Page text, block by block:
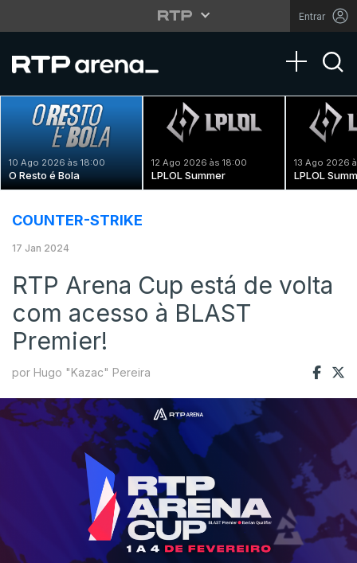
Entrar
Toggle
10 Ago 2026 às 18:00
O Resto é Bola
12 Ago 2026 às 18:00
LPLOL Summer
13 Ago 2026
LPLOL
COUNTER-STRIKE
17 Jan 2024
RTP Arena Cup está de volta
com acesso à BLAST
Premier!
por Hugo "Kazac" Pereira